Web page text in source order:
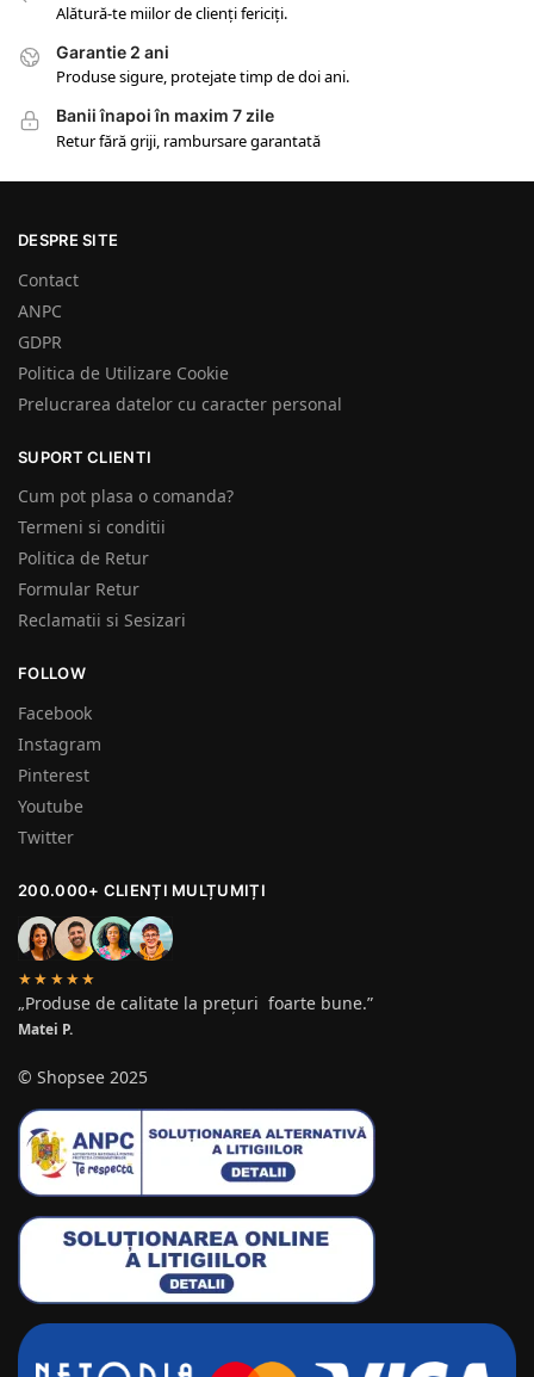
Alătură-te miilor de clienți fericiți.
Garantie 2 ani
Produse sigure, protejate timp de doi ani.
Banii înapoi în maxim 7 zile
Retur fără griji, rambursare garantată
DESPRE SITE
Contact
ANPC
GDPR
Politica de Utilizare Cookie
Prelucrarea datelor cu caracter personal
SUPORT CLIENTI
Cum pot plasa o comanda?
Termeni si conditii
Politica de Retur
Formular Retur
Reclamatii si Sesizari
FOLLOW
Facebook
Instagram
Pinterest
Youtube
Twitter
200.000+ CLIENȚI MULȚUMIȚI
★★★★★
„Produse de calitate la prețuri foarte bune.”
Matei P.
© Shopsee 2025